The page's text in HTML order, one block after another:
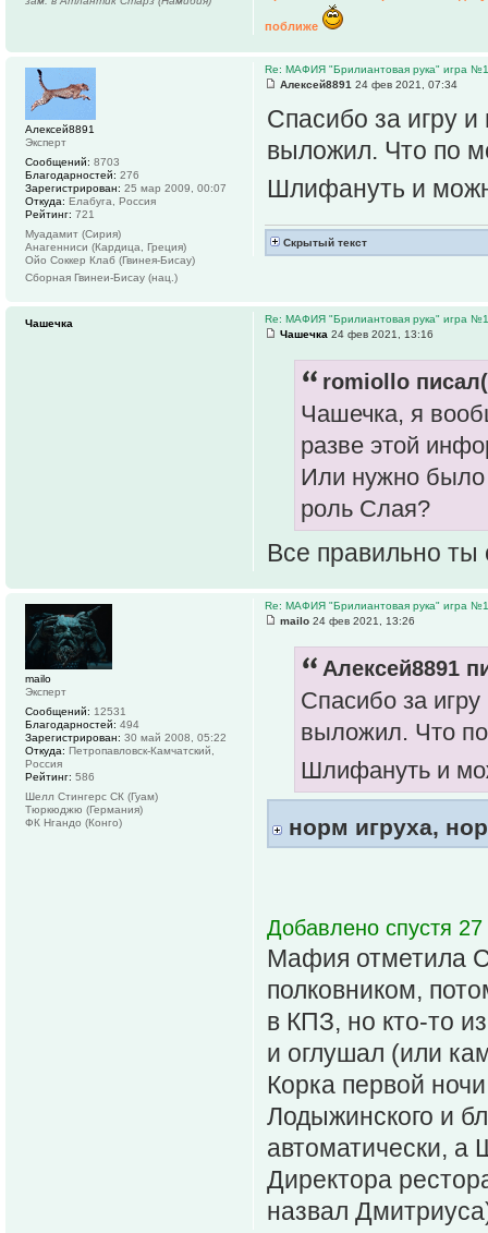
поближе
Re: МАФИЯ "Брилиантовая рука" игра №1
Алексей8891 24 фев 2021, 07:34
Спасибо за игру
выложил. Что по
Шлифануть и
Скрытый текст
Алексей8891
Эксперт
Сообщений: 8703
Благодарностей: 276
Зарегистрирован: 25 мар 2009, 00:07
Откуда: Елабуга, Россия
Рейтинг: 721
Муадамит (Сирия)
Анагенниси (Кардица, Греция)
Ойо Соккер Клаб (Гвинея-Бисау)
Сборная Гвинеи-Бисау (нац.)
Re: МАФИЯ "Брилиантовая рука" игра №1
Чашечка 24 фев 2021, 13:16
romiollo
Чашечка, я
разве этой
Или нужно было
роль Слая?
Все правильно ты
Чашечка
Re: МАФИЯ "Брилиантовая рука" игра №1
mailo 24 фев 2021, 13:26
Алексей8891
Спасибо за
выложил. Что по
Шлифануть и
норм игруха,
Добавлено спустя
Мафия отметила
полковником,
в КПЗ, но кто-то
и оглушал (или
Корка первой
Лодыжинского и
автоматически,
Директора
назвал
mailo
Эксперт
Сообщений: 12531
Благодарностей: 494
Зарегистрирован: 30 май 2008, 05:22
Откуда: Петропавловск-Камчатский,
Россия
Рейтинг: 586
Шелл Стингерс СК (Гуам)
Тюркюджю (Германия)
ФК Нгандо (Конго)